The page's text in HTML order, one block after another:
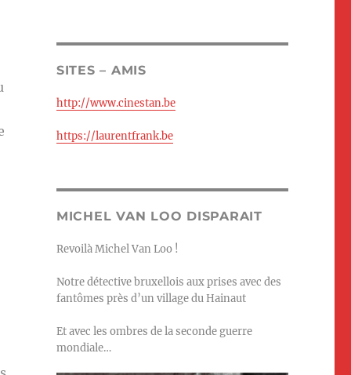
SITES – AMIS
http://www.cinestan.be
https://laurentfrank.be
MICHEL VAN LOO DISPARAIT
Revoilà Michel Van Loo !
Notre détective bruxellois aux prises avec des
fantômes près d’un village du Hainaut
Et avec les ombres de la seconde guerre
mondiale…